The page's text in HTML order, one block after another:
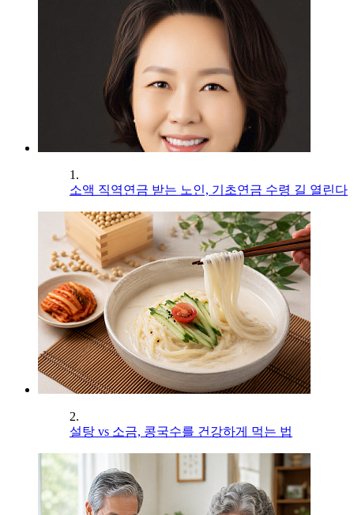
1.
소액 직역연금 받는 노인, 기초연금 수령 길 열린다
2.
설탕 vs 소금, 콩국수를 건강하게 먹는 법